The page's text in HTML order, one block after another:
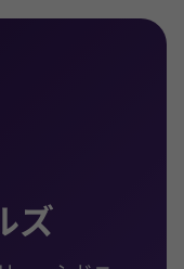
機会を提供する
理事としても活
たちに思いやり
ることに尽力し
化を生む」とい
パクトをもたら
ズ